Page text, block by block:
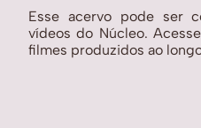
Esse acervo pode ser
vídeos do Núcleo.
filmes produzidos ao